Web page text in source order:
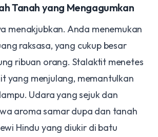
Tanah yang Mengagumkan
menakjubkan. Anda menemukan
raksasa, yang cukup besar
ribuan orang. Stalaktit menetes
yang menjulang, memantulkan
Udara yang sejuk dan
aroma samar dupa dan tanah
Hindu yang diukir di batu